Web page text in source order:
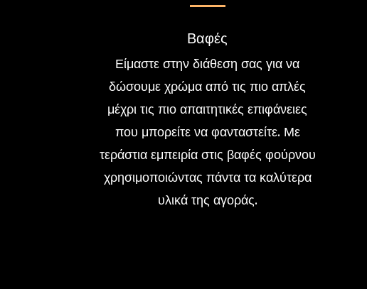
Βαφές
Είμαστε στην διάθεση σας για να
δώσουμε χρώμα από τις πιο απλές
μέχρι τις πιο απαιτητικές επιφάνειες
που μπορείτε να φανταστείτε. Με
τεράστια εμπειρία στις βαφές φούρνου
χρησιμοποιώντας πάντα τα καλύτερα
υλικά της αγοράς.